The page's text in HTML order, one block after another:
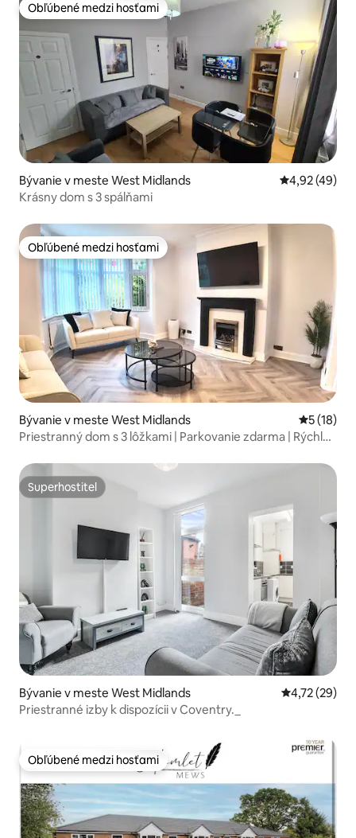
Obľúbené medzi hosťami
Obľúbené medzi hosťami
Bývanie v meste West Midlands Priemerné
4,92 (49)
Krásny dom s 3 spálňami
Obľúbené medzi hosťami
Obľúbené medzi hosťami
Bývanie v meste West Midlands
5 (18)
Priestranný dom s 3 lôžkami | Parkovanie zdarma | Rýchle
Superhostiteľ
Superhostiteľ
Bývanie v meste West Midlands Priemerné
4,72 (29)
Priestranné izby k dispozícii v Coventry._
Obľúbené medzi hosťami
Obľúbené medzi hosťami